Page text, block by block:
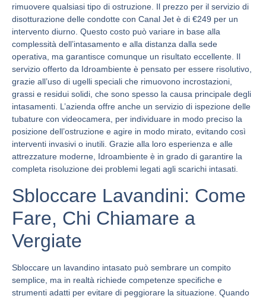
rimuovere qualsiasi tipo di ostruzione. Il prezzo per il servizio di
disotturazione delle condotte con Canal Jet è di €249 per un
intervento diurno. Questo costo può variare in base alla
complessità dell’intasamento e alla distanza dalla sede
operativa, ma garantisce comunque un risultato eccellente. Il
servizio offerto da Idroambiente è pensato per essere risolutivo,
grazie all’uso di ugelli speciali che rimuovono incrostazioni,
grassi e residui solidi, che sono spesso la causa principale degli
intasamenti. L’azienda offre anche un servizio di ispezione delle
tubature con videocamera, per individuare in modo preciso la
posizione dell’ostruzione e agire in modo mirato, evitando così
interventi invasivi o inutili. Grazie alla loro esperienza e alle
attrezzature moderne, Idroambiente è in grado di garantire la
completa risoluzione dei problemi legati agli scarichi intasati.
Sbloccare Lavandini: Come
Fare, Chi Chiamare a
Vergiate
Sbloccare un lavandino intasato può sembrare un compito
semplice, ma in realtà richiede competenze specifiche e
strumenti adatti per evitare di peggiorare la situazione. Quando